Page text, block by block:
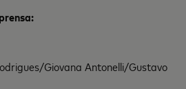
Giovana Antonelli/Gustavo